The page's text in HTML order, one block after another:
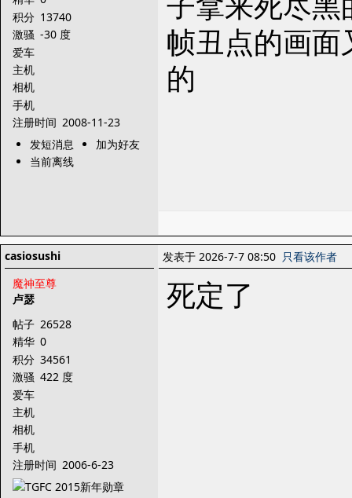
积分 13740
激骚 -30 度
爱车
主机
相机
手机
注册时间 2008-11-23
发短消息
加为好友
当前离线
帧丑点的画
的
casiosushi
魔神至尊
卢瑟
帖子 26528
精华 0
积分 34561
激骚 422 度
爱车
主机
相机
手机
注册时间 2006-6-23
发表于 2026-7-7 08:50 只看该作者
死定了